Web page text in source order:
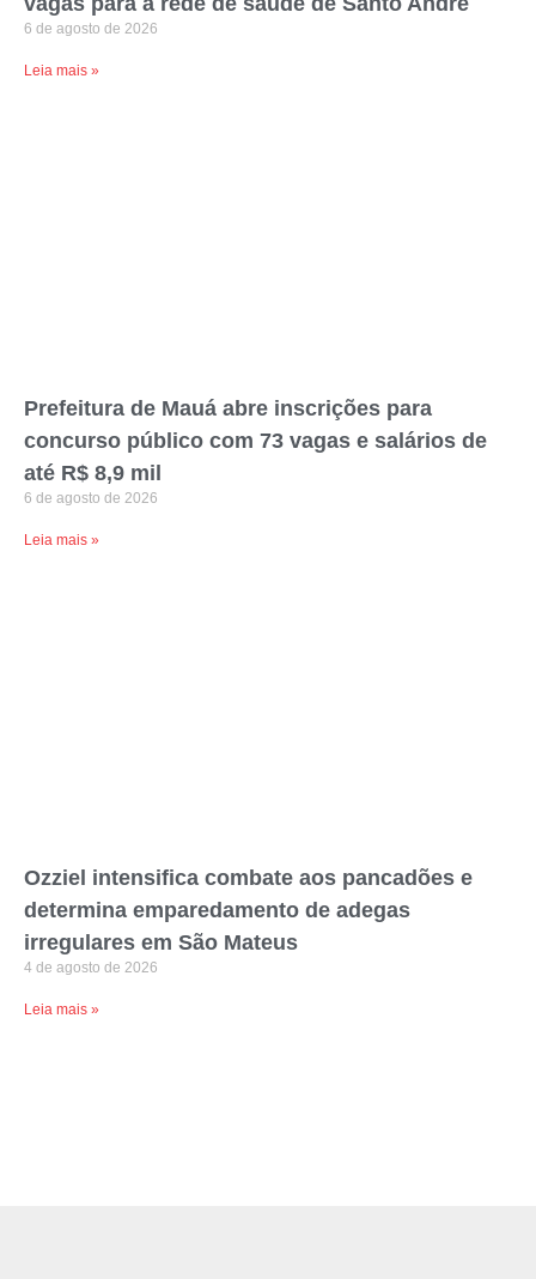
6 de agosto de 2026
Leia mais »
Prefeitura de Mauá abre inscrições para
concurso público com 73 vagas e salários de
até R$ 8,9 mil
6 de agosto de 2026
Leia mais »
Ozziel intensifica combate aos pancadões e
determina emparedamento de adegas
irregulares em São Mateus
4 de agosto de 2026
Leia mais »